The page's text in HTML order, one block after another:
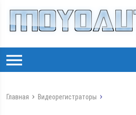
Главная Видеорегистраторы